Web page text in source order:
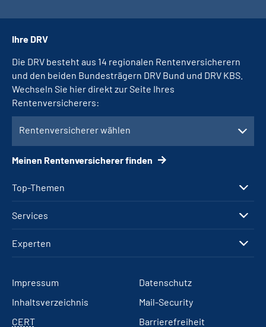
Top-Themen
Services
Experten
Ihre DRV
Die DRV besteht aus 14 regionalen Rentenversicherern
und den beiden Bundesträgern DRV Bund und DRV KBS.
Wechseln Sie hier direkt zur Seite Ihres
Rentenversicherers:
Rentenversicherer wählen
Meinen Rentenversicherer finden
Impressum
Datenschutz
Inhaltsverzeichnis
Mail-Security
CERT
Barrierefreiheit